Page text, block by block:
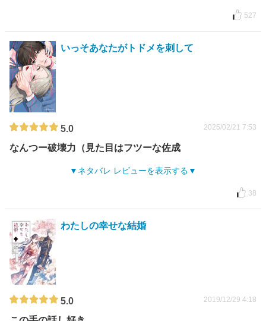
527
いっそあなたがトドメを刺して
5.0 2025/02/21 7:53
なんつー破壊力（見た目はフツーな佐成
ネタバレ レビューを表示する
38
わたしの幸せな結婚
5.0 2019/12/29 4:18